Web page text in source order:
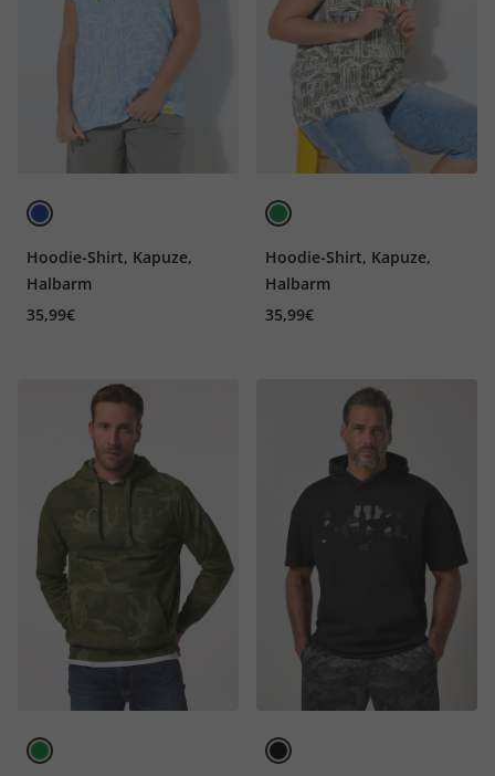
Hoodie-Shirt, Kapuze,
Halbarm
35,99€
Hoodie-Shirt, Kapuze,
Halbarm
35,99€